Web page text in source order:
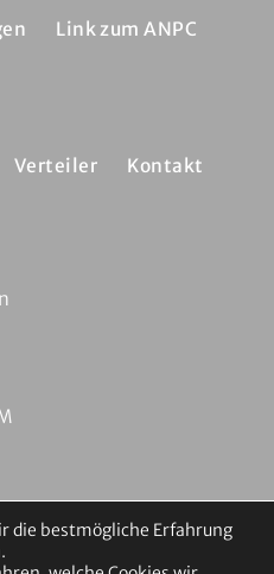
Link zum ANPC
Verteiler Kontakt
die bestmögliche Erfahrung